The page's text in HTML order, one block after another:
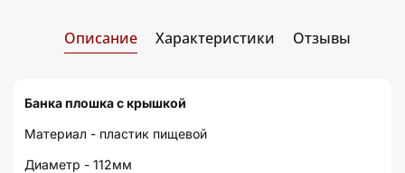
Описание Характеристики Отзывы
Банка плошка с крышкой
Материал - пластик пищевой
Диаметр - 112мм